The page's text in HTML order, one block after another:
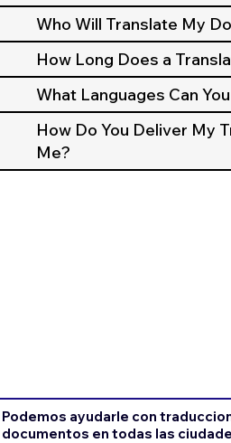
Who Will Translate My
How Long Does a
What Languages Can
How Do You Deliver My
Me?
Podemos ayudarle con
documentos en todas las